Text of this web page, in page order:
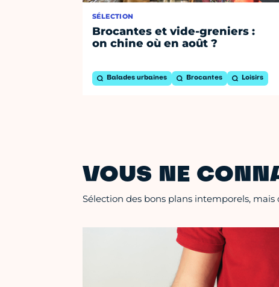
SÉLECTION
Brocantes et vide-greniers :
on chine où en août ?
Balades urbaines Brocantes Loisirs
VOUS NE
Sélection des bons plans intemporels,